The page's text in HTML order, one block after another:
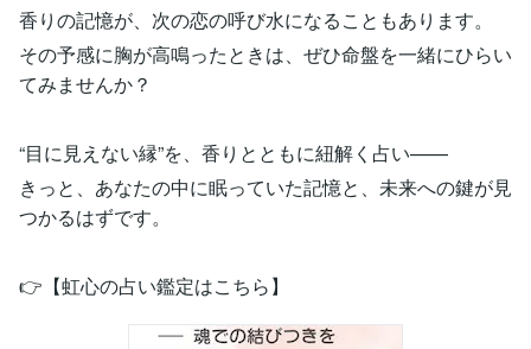
香りの記憶が、次の恋の呼び水になることもあります。
その予感に胸が高鳴ったときは、ぜひ命盤を一緒にひらい
てみませんか？
“目に見えない縁”を、香りとともに紐解く占い——
きっと、あなたの中に眠っていた記憶と、未来への鍵が見
つかるはずです。
👉【虹心の占い鑑定はこちら】